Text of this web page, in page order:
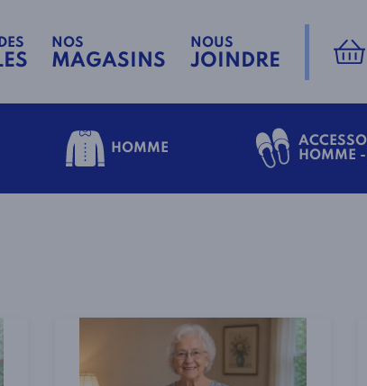
NOS
MAGASINS
NOUS
JOINDRE
HOMME
HOMME